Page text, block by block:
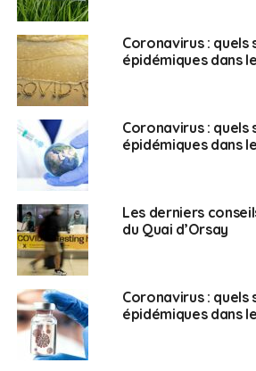
Coronavirus :
épidémiques dans
Coronavirus :
épidémiques dans
Les derniers
du Quai d’Orsay
Coronavirus :
épidémiques dans